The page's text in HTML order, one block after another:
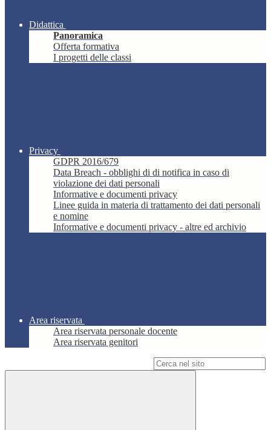
Didattica
Panoramica
Offerta formativa
I progetti delle classi
Privacy
GDPR 2016/679
Data Breach - obblighi di di notifica in caso di
violazione dei dati personali
Informative e documenti privacy
Linee guida in materia di trattamento dei dati personali
e nomine
Informative e documenti privacy - altre ed archivio
Area riservata
Area riservata personale docente
Area riservata genitori